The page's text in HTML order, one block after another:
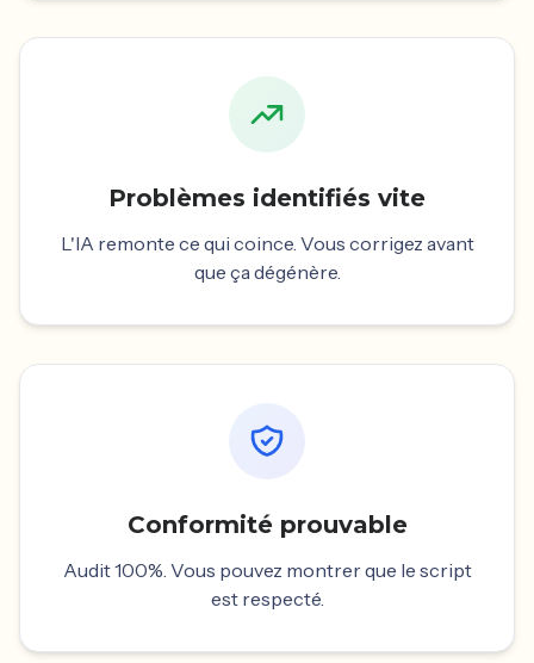
Problèmes identifiés vite
L'IA remonte ce qui coince. Vous corrigez avant
que ça dégénère.
Conformité prouvable
Audit 100%. Vous pouvez montrer que le script
est respecté.